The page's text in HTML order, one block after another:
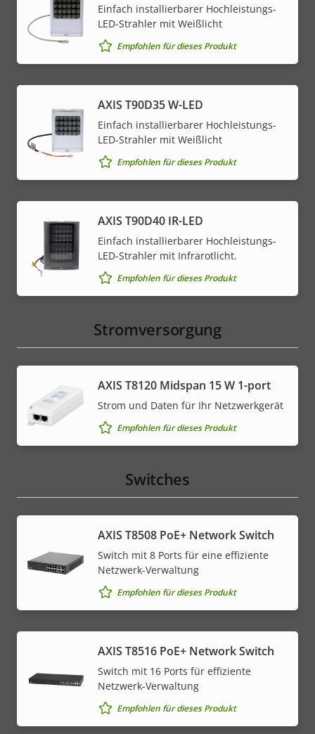
Einfach installierbarer Hochleistungs-
LED-Strahler mit Weißlicht
Empfohlen für dieses Produkt
AXIS T90D35 W-LED
Einfach installierbarer Hochleistungs-
LED-Strahler mit Weißlicht
Empfohlen für dieses Produkt
AXIS T90D40 IR-LED
Einfach installierbarer Hochleistungs-
LED-Strahler mit Infrarotlicht.
Empfohlen für dieses Produkt
Stromversorgung
AXIS T8120 Midspan 15 W 1-port
Strom und Daten für Ihr Netzwerkgerät
Empfohlen für dieses Produkt
Switches
AXIS T8508 PoE+ Network Switch
Switch mit 8 Ports für eine effiziente
Netzwerk-Verwaltung
Empfohlen für dieses Produkt
AXIS T8516 PoE+ Network Switch
Switch mit 16 Ports für effiziente
Netzwerk-Verwaltung
Empfohlen für dieses Produkt